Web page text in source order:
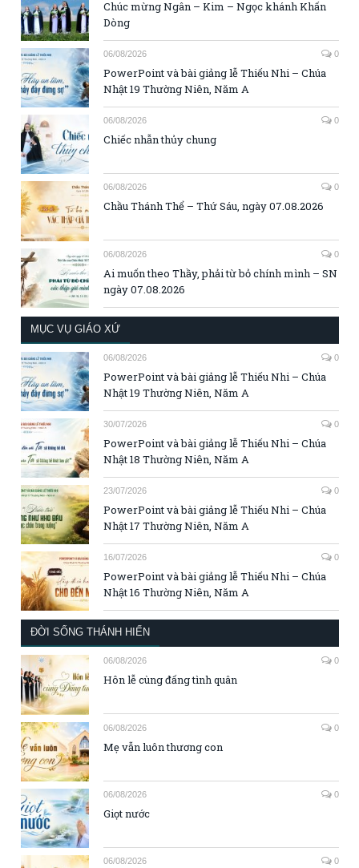
Chúc mừng Ngân – Kim – Ngọc khánh Khấn
Dòng
06/08/2026 0
PowerPoint và bài giảng lễ Thiếu Nhi – Chúa
Nhật 19 Thường Niên, Năm A
06/08/2026 0
Chiếc nhẫn thủy chung
06/08/2026 0
Chầu Thánh Thể – Thứ Sáu, ngày 07.08.2026
06/08/2026 0
Ai muốn theo Thầy, phải từ bỏ chính mình – SN
ngày 07.08.2026
MỤC VỤ GIÁO XỨ
06/08/2026 0
PowerPoint và bài giảng lễ Thiếu Nhi – Chúa
Nhật 19 Thường Niên, Năm A
30/07/2026 0
PowerPoint và bài giảng lễ Thiếu Nhi – Chúa
Nhật 18 Thường Niên, Năm A
23/07/2026 0
PowerPoint và bài giảng lễ Thiếu Nhi – Chúa
Nhật 17 Thường Niên, Năm A
16/07/2026 0
PowerPoint và bài giảng lễ Thiếu Nhi – Chúa
Nhật 16 Thường Niên, Năm A
ĐỜI SỐNG THÁNH HIẾN
06/08/2026 0
Hôn lễ cùng đấng tình quân
06/08/2026 0
Mẹ vẫn luôn thương con
06/08/2026 0
Giọt nước
06/08/2026 0